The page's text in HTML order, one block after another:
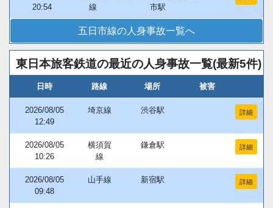
20:54
線
市駅
五日市線の人身事故一覧へ
東日本旅客鉄道の最近の人身事故一覧(最新5件)
日時 路線 場所 被害
2026/08/05
12:49
埼京線 渋谷駅 詳細
2026/08/05
10:26
横須賀
線
鎌倉駅 詳細
2026/08/05
09:48
山手線 新宿駅 詳細